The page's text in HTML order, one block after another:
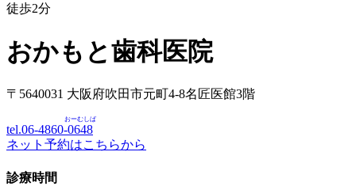
徒歩2分
おかもと歯科医院
〒5640031 大阪府吹田市元町4-8名匠医館3階
tel.06-4860-0648
おーむしば
ネット予約はこちらから
診療時間